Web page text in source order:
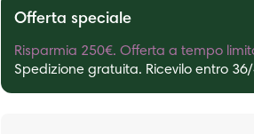
Offerta speciale
Risparmia 250€. Offerta a tempo
Spedizione gratuita. Ricevilo entro